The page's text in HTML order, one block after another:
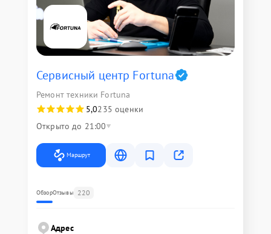
Сервисный центр Fortuna
Ремонт техники Fortuna
5,0235 оценки
Открыто до 21:00
Маршрут
ОбзорОтзывы 220
Адрес